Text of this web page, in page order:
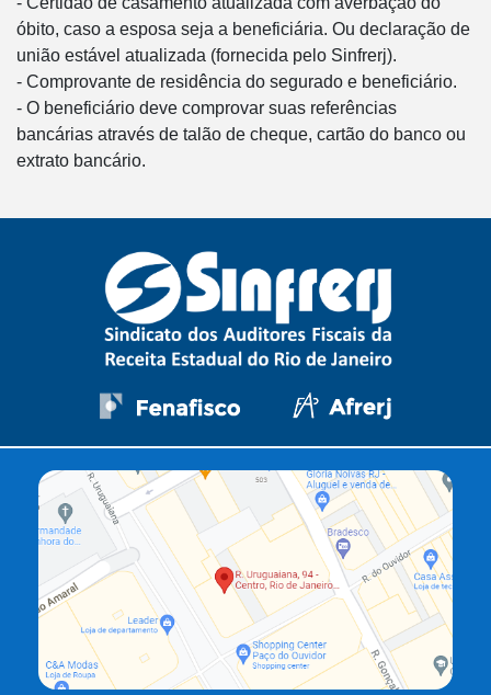
óbito, caso a esposa seja a beneficiária. Ou declaração de
união estável atualizada (fornecida pelo Sinfrerj).
- Comprovante de residência do segurado e beneficiário.
- O beneficiário deve comprovar suas referências
bancárias através de talão de cheque, cartão do banco ou
extrato bancário.